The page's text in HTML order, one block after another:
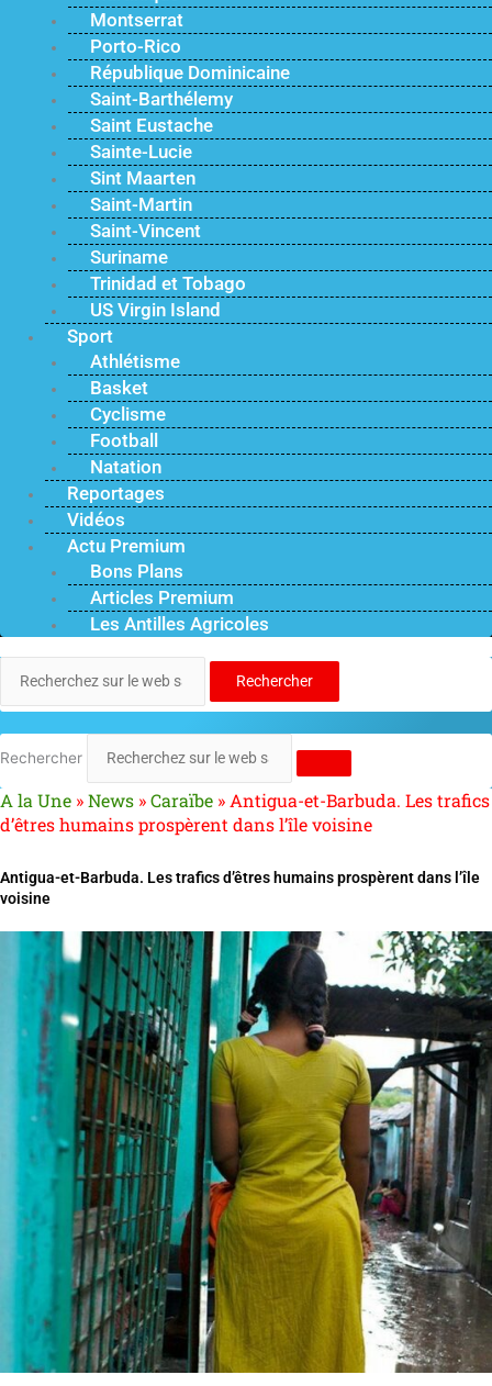
Montserrat
Porto-Rico
République Dominicaine
Saint-Barthélemy
Saint Eustache
Sainte-Lucie
Sint Maarten
Saint-Martin
Saint-Vincent
Suriname
Trinidad et Tobago
US Virgin Island
Sport
Athlétisme
Basket
Cyclisme
Football
Natation
Reportages
Vidéos
Actu Premium
Bons Plans
Articles Premium
Les Antilles Agricoles
Rechercher
Rechercher
A la Une »News »Caraïbe »Antigua-et-Barbuda. Les trafics
d’êtres humains prospèrent dans l’île voisine
Antigua-et-Barbuda. Les trafics d’êtres humains prospèrent dans l’île
voisine